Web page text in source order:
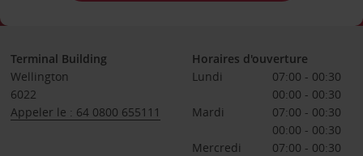
Terminal Building
Wellington
6022
Appeler le : 64 0800 655111
Horaires d'ouverture
Lundi
07:00 - 00:30
00:00 - 00:30
Mardi
07:00 - 00:30
00:00 - 00:30
Mercredi
07:00 - 00:30